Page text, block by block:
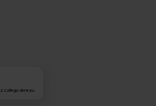
z całego okresu